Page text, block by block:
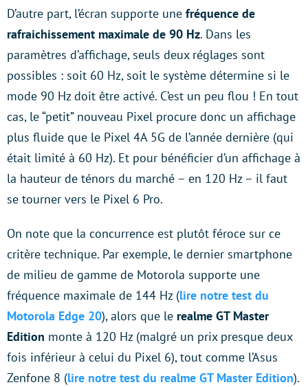
D’autre part, l’écran supporte une fréquence de
rafraichissement maximale de 90 Hz. Dans les
paramètres d’affichage, seuls deux réglages sont
possibles : soit 60 Hz, soit le système détermine si le
mode 90 Hz doit être activé. C’est un peu flou ! En tout
cas, le “petit” nouveau Pixel procure donc un affichage
plus fluide que le Pixel 4A 5G de l’année dernière (qui
était limité à 60 Hz). Et pour bénéficier d’un affichage à
la hauteur de ténors du marché – en 120 Hz – il faut
se tourner vers le Pixel 6 Pro.
On note que la concurrence est plutôt féroce sur ce
critère technique. Par exemple, le dernier smartphone
de milieu de gamme de Motorola supporte une
fréquence maximale de 144 Hz (lire notre test du
Motorola Edge 20), alors que le realme GT Master
Edition monte à 120 Hz (malgré un prix presque deux
fois inférieur à celui du Pixel 6), tout comme l’Asus
Zenfone 8 (lire notre test du realme GT Master Edition).